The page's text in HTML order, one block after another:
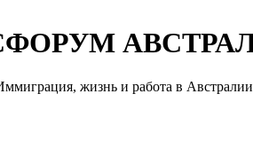
жизнь и работа в Австралии